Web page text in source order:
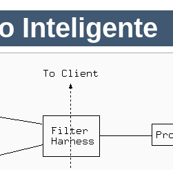
Inteligente